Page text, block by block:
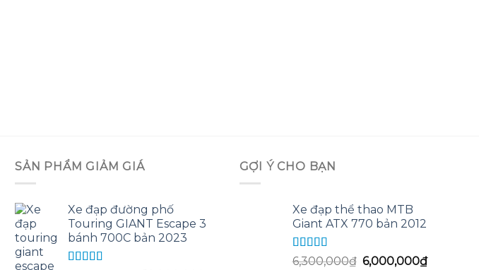
SẢN PHẨM GIẢM GIÁ
Xe đạp đường phố
Touring GIANT Escape 3
bánh 700C bản 2023
GỢI Ý CHO BẠN
Xe đạp thể thao MTB
Giant ATX 770 bản 2012
Được xếp
6,300,000₫ Giá
6,000,000₫Giá